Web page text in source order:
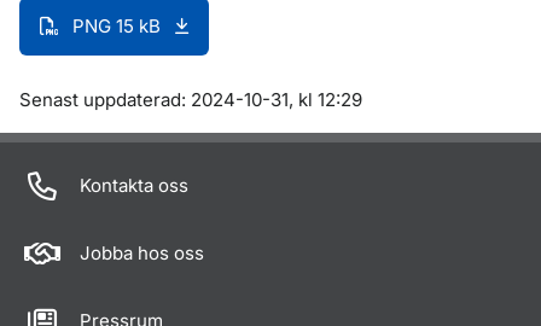
PNG 15 kB
Om sidan
Senast uppdaterad: 2024-10-31, kl 12:29
Kontakta oss
Jobba hos oss
Pressrum